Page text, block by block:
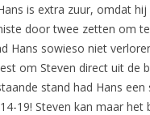
is extra zuur, omdat hij
door twee zetten om
Hans sowieso niet
om Steven direct uit de
stand had Hans een
19! Steven kan maar het